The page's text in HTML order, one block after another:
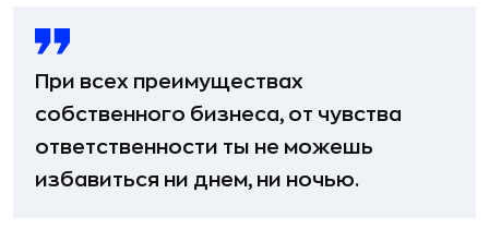
При всех преимуществах
собственного бизнеса, от чувства
ответственности ты не можешь
избавиться ни днем, ни ночью.